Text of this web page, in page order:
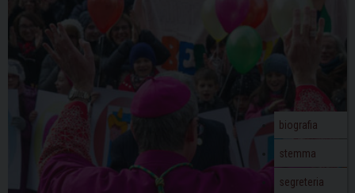
biografia
stemma
segreteria